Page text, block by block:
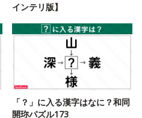
インテリ版】
「？」に入る漢字はなに？和同
開珎パズル173